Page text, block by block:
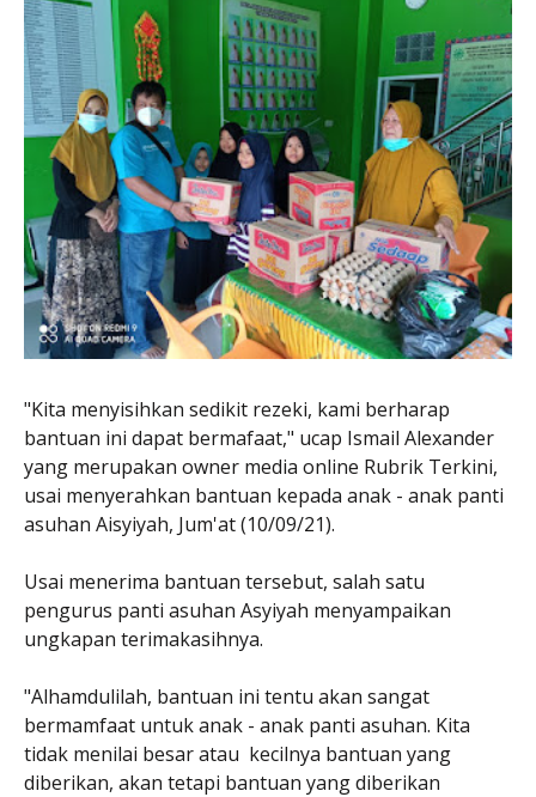
"Kita menyisihkan sedikit rezeki, kami berharap
bantuan ini dapat bermafaat," ucap Ismail Alexander
yang merupakan owner media online Rubrik Terkini,
usai menyerahkan bantuan kepada anak - anak panti
asuhan Aisyiyah, Jum'at (10/09/21).
Usai menerima bantuan tersebut, salah satu
pengurus panti asuhan Asyiyah menyampaikan
ungkapan terimakasihnya.
"Alhamdulilah, bantuan ini tentu akan sangat
bermamfaat untuk anak - anak panti asuhan. Kita
tidak menilai besar atau kecilnya bantuan yang
diberikan, akan tetapi bantuan yang diberikan